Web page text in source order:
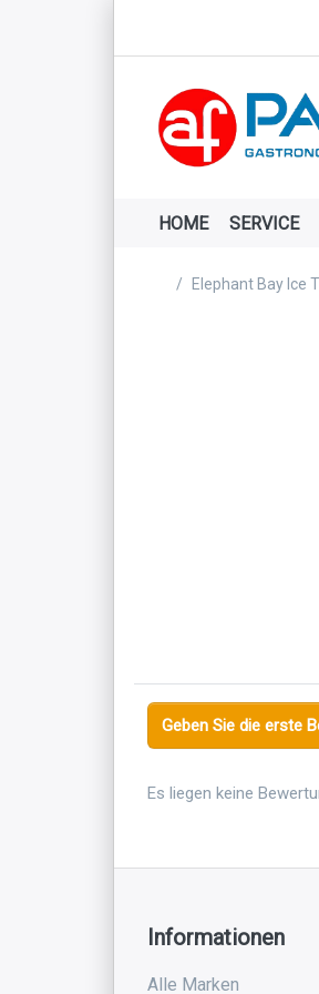
HOME SERVICE
Startseite
Elephant Bay Ice
Geben Sie die erste
Es liegen keine
Informationen
Alle Marken